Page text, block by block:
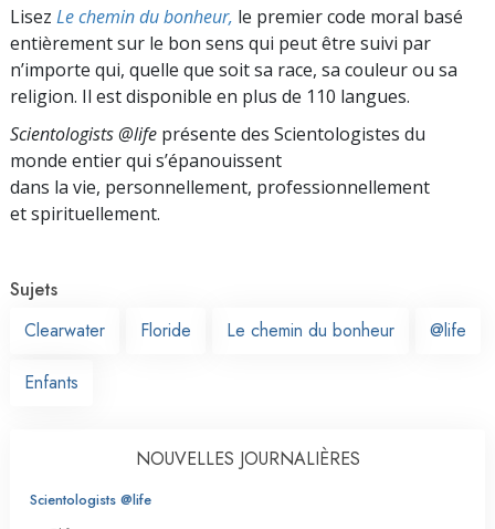
Lisez Le chemin du bonheur, le premier code moral basé
entièrement sur le bon sens qui peut être suivi par
n’importe qui, quelle que soit sa race, sa couleur ou sa
religion. Il est disponible en plus de 110 langues.
Scientologists @life présente des Scientologistes du
monde entier qui s’épanouissent
dans la vie, personnellement, professionnellement
et spirituellement.
Sujets
Clearwater
Floride Le chemin du bonheur @life
Enfants
NOUVELLES JOURNALIÈRES
Scientologists @life